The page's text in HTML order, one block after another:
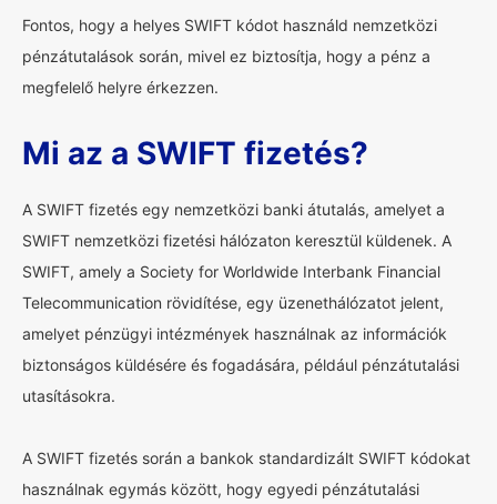
Fontos, hogy a helyes SWIFT kódot használd nemzetközi
pénzátutalások során, mivel ez biztosítja, hogy a pénz a
megfelelő helyre érkezzen.
Mi az a SWIFT fizetés?
A SWIFT fizetés egy nemzetközi banki átutalás, amelyet a
SWIFT nemzetközi fizetési hálózaton keresztül küldenek. A
SWIFT, amely a Society for Worldwide Interbank Financial
Telecommunication rövidítése, egy üzenethálózatot jelent,
amelyet pénzügyi intézmények használnak az információk
biztonságos küldésére és fogadására, például pénzátutalási
utasításokra.
A SWIFT fizetés során a bankok standardizált SWIFT kódokat
használnak egymás között, hogy egyedi pénzátutalási